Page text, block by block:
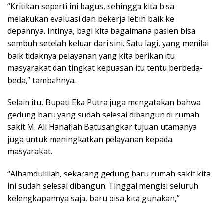
“Kritikan seperti ini bagus, sehingga kita bisa
melakukan evaluasi dan bekerja lebih baik ke
depannya. Intinya, bagi kita bagaimana pasien bisa
sembuh setelah keluar dari sini. Satu lagi, yang menilai
baik tidaknya pelayanan yang kita berikan itu
masyarakat dan tingkat kepuasan itu tentu berbeda-
beda,” tambahnya.
Selain itu, Bupati Eka Putra juga mengatakan bahwa
gedung baru yang sudah selesai dibangun di rumah
sakit M. Ali Hanafiah Batusangkar tujuan utamanya
juga untuk meningkatkan pelayanan kepada
masyarakat.
“Alhamdulillah, sekarang gedung baru rumah sakit kita
ini sudah selesai dibangun. Tinggal mengisi seluruh
kelengkapannya saja, baru bisa kita gunakan,”